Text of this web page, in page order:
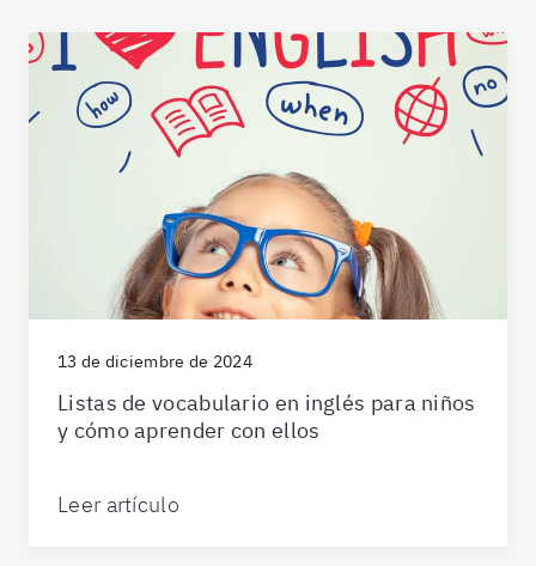
13 de diciembre de 2024
Listas de vocabulario en inglés para niños
y cómo aprender con ellos
Leer artículo